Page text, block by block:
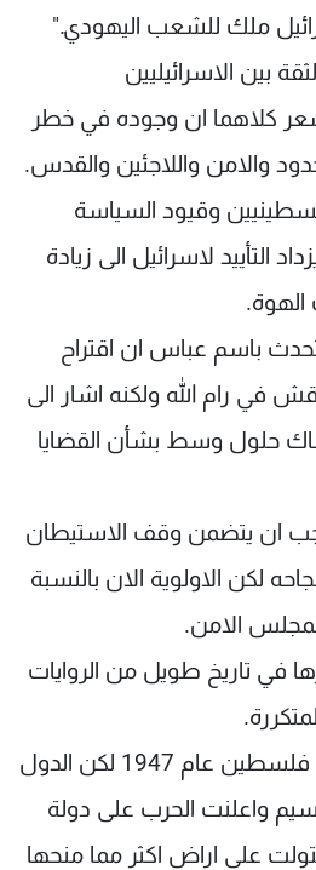
ملك للشعب اليهودي."
بين الاسرائيليين
كلاهما ان وجوده في خطر
والامن واللاجئين والقدس.
وقيود السياسة
التأييد لاسرائيل الى زيادة
باسم عباس ان اقتراح
في رام الله ولكنه اشار الى
حلول وسط بشأن القضايا
ان يتضمن وقف الاستيطان
لضمان نجاحه لكن الاولوية الان بالنسبة
لمجلس الامن.
في تاريخ طويل من الروايات
وقسمت الامم المتحدة فلسطين عام 1947 لكن الدول
واعلنت الحرب على دولة
على اراض اكثر مما منحها